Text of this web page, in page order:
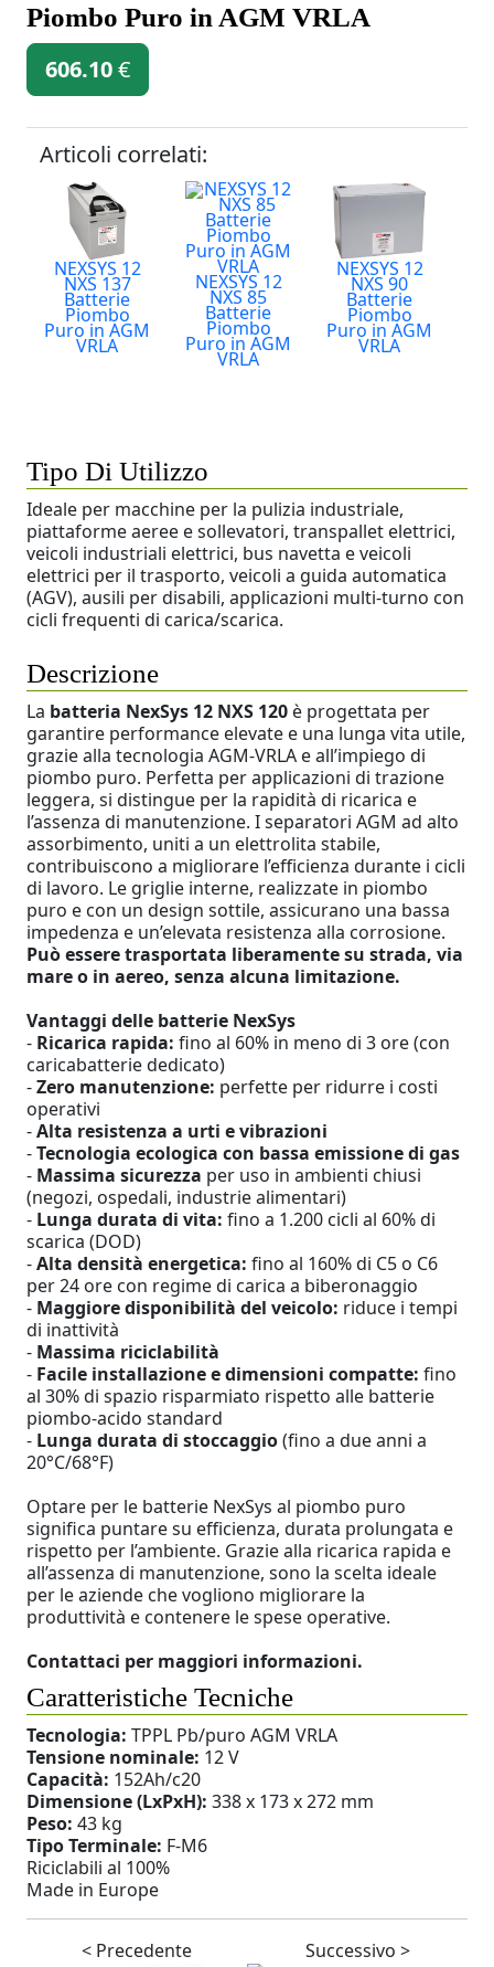
Piombo Puro in AGM VRLA
606.10€
Articoli correlati:
NEXSYS 12
NXS 137
Batterie
Piombo
Puro in AGM
VRLA
NEXSYS 12
NXS 85
Batterie
Piombo
Puro in AGM
VRLA
NEXSYS 12
NXS 90
Batterie
Piombo
Puro in AGM
VRLA
Tipo Di Utilizzo
Ideale per macchine per la pulizia industriale,
piattaforme aeree e sollevatori, transpallet elettrici,
veicoli industriali elettrici, bus navetta e veicoli
elettrici per il trasporto, veicoli a guida automatica
(AGV), ausili per disabili, applicazioni multi-turno con
cicli frequenti di carica/scarica.
Descrizione
La batteria NexSys 12 NXS 120 è progettata per
garantire performance elevate e una lunga vita utile,
grazie alla tecnologia AGM-VRLA e all’impiego di
piombo puro. Perfetta per applicazioni di trazione
leggera, si distingue per la rapidità di ricarica e
l’assenza di manutenzione. I separatori AGM ad alto
assorbimento, uniti a un elettrolita stabile,
contribuiscono a migliorare l’efficienza durante i cicli
di lavoro. Le griglie interne, realizzate in piombo
puro e con un design sottile, assicurano una bassa
impedenza e un’elevata resistenza alla corrosione.
Può essere trasportata liberamente su strada, via
mare o in aereo, senza alcuna limitazione.
Vantaggi delle batterie NexSys
- Ricarica rapida: fino al 60% in meno di 3 ore (con
caricabatterie dedicato)
-Zero manutenzione: perfette per ridurre i costi
operativi
-Alta resistenza a urti e vibrazioni
-Tecnologia ecologica con bassa emissione di gas
- Massima sicurezza per uso in ambienti chiusi
(negozi, ospedali, industrie alimentari)
- Lunga durata di vita: fino a 1.200 cicli al 60% di
scarica (DOD)
-Alta densità energetica: fino al 160% di C5 o C6
per 24 ore con regime di carica a biberonaggio
- Maggiore disponibilità del veicolo: riduce i tempi
di inattività
- Massima riciclabilità
- Facile installazione e dimensioni compatte: fino
al 30% di spazio risparmiato rispetto alle batterie
piombo-acido standard
- Lunga durata di stoccaggio(fino a due anni a
20°C/68°F)
Optare per le batterie NexSys al piombo puro
significa puntare su efficienza, durata prolungata e
rispetto per l’ambiente. Grazie alla ricarica rapida e
all’assenza di manutenzione, sono la scelta ideale
per le aziende che vogliono migliorare la
produttività e contenere le spese operative.
Contattaci per maggiori informazioni.
Caratteristiche Tecniche
Tecnologia: TPPL Pb/puro AGM VRLA
Tensione nominale: 12 V
Capacità: 152Ah/c20
Dimensione (LxPxH): 338 x 173 x 272 mm
Peso: 43 kg
Tipo Terminale: F-M6
Riciclabili al 100%
Made in Europe
< Precedente Successivo >